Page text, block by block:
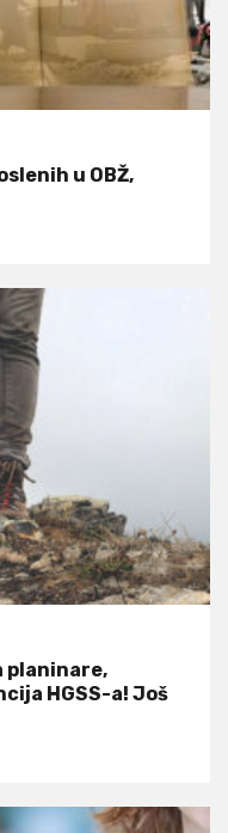
u OBŽ,
planinare,
HGSS-a! Još